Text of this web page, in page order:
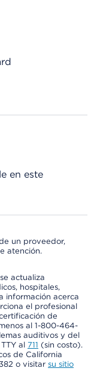
en este
un proveedor,
atención.
actualiza
hospitales,
información acerca
el profesional
de
al 1-800-464-
auditivos y del
al 711 (sin costo).
de California
o visitar su sitio